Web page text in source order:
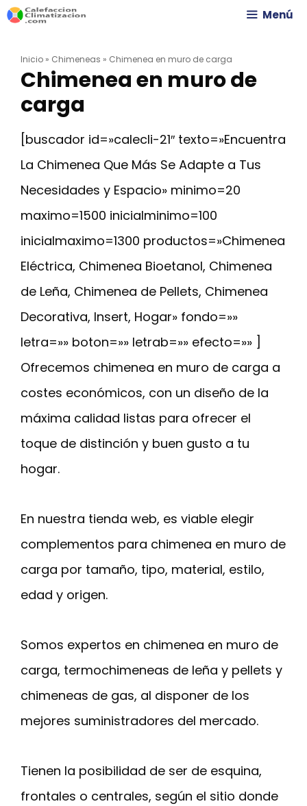
Saltar
contenido
Menú
Inicio » Chimeneas » Chimenea en muro de carga
Chimenea en muro de
carga
[buscador id=»calecli-21″ texto=»Encuentra
La Chimenea Que Más Se Adapte a Tus
Necesidades y Espacio» minimo=20
maximo=1500 inicialminimo=100
inicialmaximo=1300 productos=»Chimenea
Eléctrica, Chimenea Bioetanol, Chimenea
de Leña, Chimenea de Pellets, Chimenea
Decorativa, Insert, Hogar» fondo=»»
letra=»» boton=»» letrab=»» efecto=»» ]
Ofrecemos chimenea en muro de carga a
costes económicos, con un diseño de la
máxima calidad listas para ofrecer el
toque de distinción y buen gusto a tu
hogar.
En nuestra tienda web, es viable elegir
complementos para chimenea en muro de
carga por tamaño, tipo, material, estilo,
edad y origen.
Somos expertos en chimenea en muro de
carga, termochimeneas de leña y pellets y
chimeneas de gas, al disponer de los
mejores suministradores del mercado.
Tienen la posibilidad de ser de esquina,
frontales o centrales, según el sitio donde